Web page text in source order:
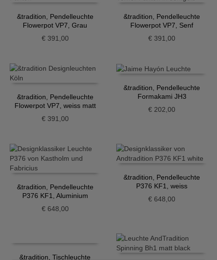
&tradition, Pendelleuchte
Flowerpot VP7, Grau
€391,00
&tradition, Pendelleuchte
Flowerpot VP7, Senf
€ 391,00
&tradition, Pendelleuchte
Flowerpot VP7, weiss matt
€391,00
&tradition, Pendelleuchte
Formakami JH3
€ 202,00
&tradition, Pendelleuchte
P376 KF1, Aluminium
€648,00
&tradition, Pendelleuchte
P376 KF1, weiss
€ 648,00
&tradition, Tischleuchte